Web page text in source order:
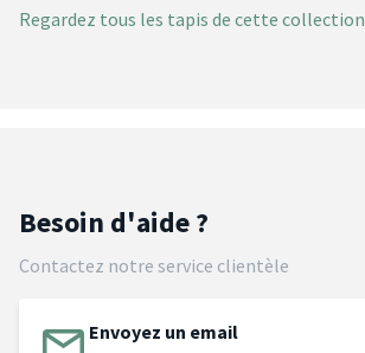
Regardez tous les tapis de cette collection
Besoin d'aide ?
Contactez notre service clientèle
Envoyez un email